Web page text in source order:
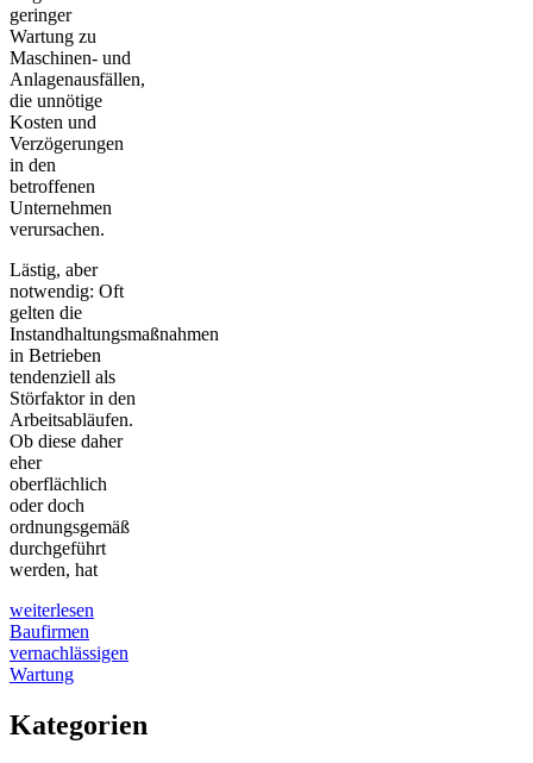
geringer
Wartung zu
Maschinen- und
Anlagenausfällen,
die unnötige
Kosten und
Verzögerungen
in den
betroffenen
Unternehmen
verursachen.
Lästig, aber
notwendig: Oft
gelten die
Instandhaltungsmaßnahmen
in Betrieben
tendenziell als
Störfaktor in den
Arbeitsabläufen.
Ob diese daher
eher
oberflächlich
oder doch
ordnungsgemäß
durchgeführt
werden, hat
weiterlesen
Baufirmen
vernachlässigen
Wartung
Kategorien